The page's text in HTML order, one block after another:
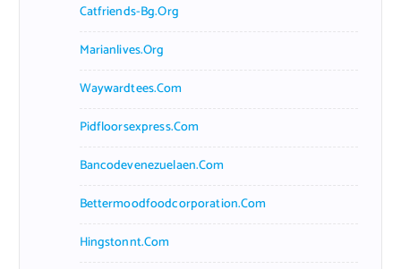
Catfriends-Bg.org
Marianlives.org
Waywardtees.com
Pidfloorsexpress.com
Bancodevenezuelaen.com
Bettermoodfoodcorporation.com
Hingstonnt.com